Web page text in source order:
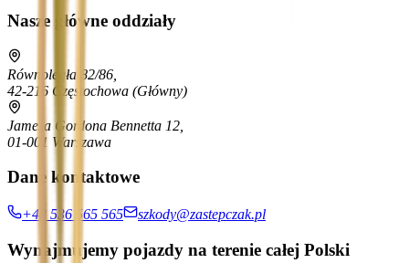
Nasze główne oddziały
Równoległa 82/86,
42-216 Częstochowa (Główny)
Jamesa Gordona Bennetta 12,
01-001 Warszawa
Dane kontaktowe
+48 536 565 565 szkody@zastepczak.pl
Wynajmujemy pojazdy na terenie całej Polski